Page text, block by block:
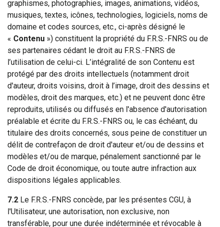
graphismes, photographies, images, animations, vidéos,
musiques, textes, icônes, technologies, logiciels, noms de
domaine et codes sources, etc., ci-après désigné le
« Contenu ») constituent la propriété du F.R.S.-FNRS ou de
ses partenaires cédant le droit au F.R.S.-FNRS de
l’utilisation de celui-ci. L’intégralité de son Contenu est
protégé par des droits intellectuels (notamment droit
d'auteur, droits voisins, droit à l’image, droit des dessins et
modèles, droit des marques, etc.) et ne peuvent donc être
reproduits, utilisés ou diffusés en l'absence d'autorisation
préalable et écrite du F.R.S.-FNRS ou, le cas échéant, du
titulaire des droits concernés, sous peine de constituer un
délit de contrefaçon de droit d'auteur et/ou de dessins et
modèles et/ou de marque, pénalement sanctionné par le
Code de droit économique, ou toute autre infraction aux
dispositions légales applicables.
7.2 Le F.R.S.-FNRS concède, par les présentes CGU, à
l'Utilisateur, une autorisation, non exclusive, non
transférable, pour une durée indéterminée et révocable à